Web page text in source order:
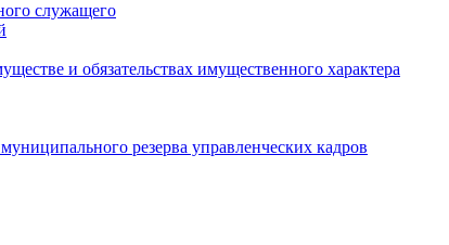
служащего
и обязательствах имущественного характера
резерва управленческих кадров